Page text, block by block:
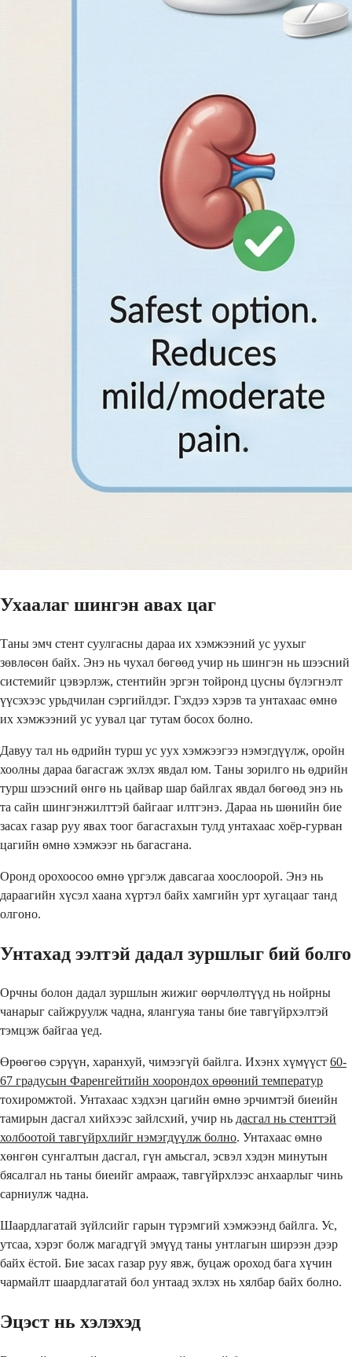
Ухаалаг шингэн авах цаг
Таны эмч стент суулгасны дараа их хэмжээний ус уухыг
зөвлөсөн байх. Энэ нь чухал бөгөөд учир нь шингэн нь шээсний
системийг цэвэрлэж, стентийн эргэн тойронд цусны бүлэгнэлт
үүсэхээс урьдчилан сэргийлдэг. Гэхдээ хэрэв та унтахаас өмнө
их хэмжээний ус уувал цаг тутам босох болно.
Давуу тал нь өдрийн турш ус уух хэмжээгээ нэмэгдүүлж, оройн
хоолны дараа багасгаж эхлэх явдал юм. Таны зорилго нь өдрийн
турш шээсний өнгө нь цайвар шар байлгах явдал бөгөөд энэ нь
та сайн шингэнжилттэй байгааг илтгэнэ. Дараа нь шөнийн бие
засах газар руу явах тоог багасгахын тулд унтахаас хоёр-гурван
цагийн өмнө хэмжээг нь багасгана.
Оронд орохоосоо өмнө үргэлж давсагаа хоослоорой. Энэ нь
дараагийн хүсэл хаана хүртэл байх хамгийн урт хугацааг танд
олгоно.
Унтахад ээлтэй дадал зуршлыг бий болго
Орчны болон дадал зуршлын жижиг өөрчлөлтүүд нь нойрны
чанарыг сайжруулж чадна, ялангуяа таны бие тавгүйрхэлтэй
тэмцэж байгаа үед.
Өрөөгөө сэрүүн, харанхуй, чимээгүй байлга. Ихэнх хүмүүст 60-
67 градусын Фаренгейтийн хоорондох өрөөний температур
тохиромжтой. Унтахаас хэдхэн цагийн өмнө эрчимтэй биеийн
тамирын дасгал хийхээс зайлсхий, учир нь дасгал нь стенттэй
холбоотой тавгүйрхлийг нэмэгдүүлж болно. Унтахаас өмнө
хөнгөн сунгалтын дасгал, гүн амьсгал, эсвэл хэдэн минутын
бясалгал нь таны биеийг амрааж, тавгүйрхлээс анхаарлыг чинь
сарниулж чадна.
Шаардлагатай зүйлсийг гарын түрэмгий хэмжээнд байлга. Ус,
утсаа, хэрэг болж магадгүй эмүүд таны унтлагын ширээн дээр
байх ёстой. Бие засах газар руу явж, буцаж ороход бага хүчин
чармайлт шаардлагатай бол унтаад эхлэх нь хялбар байх болно.
Эцэст нь хэлэхэд